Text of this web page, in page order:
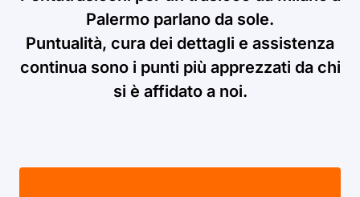
Palermo parlano da sole.
Puntualità, cura dei dettagli e assistenza
continua sono i punti più apprezzati da chi
si è affidato a noi.